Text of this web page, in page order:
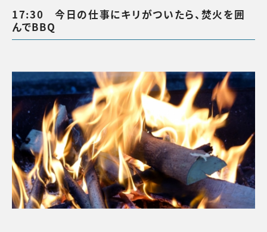
17:30 今日の仕事にキリがついたら、焚火を囲
んでBBQ